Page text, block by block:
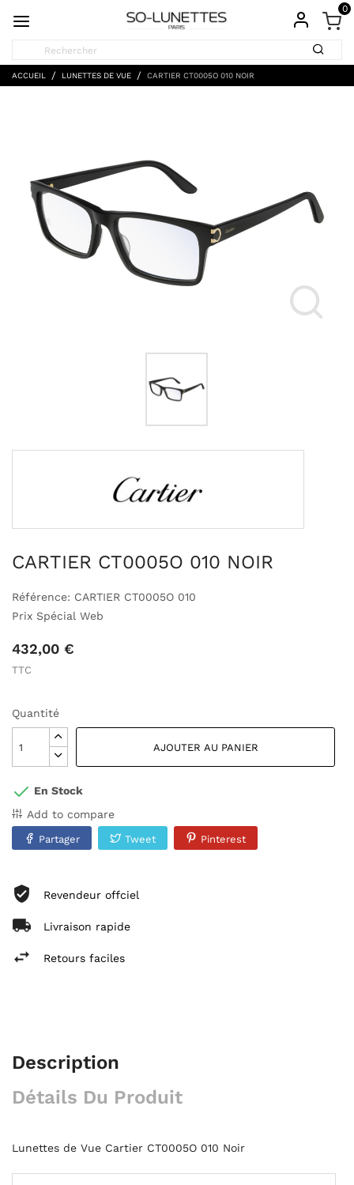
0
ACCUEIL LUNETTES DE VUE CARTIER CT0005O 010 NOIR
CARTIER CT0005O 010 NOIR
Référence: CARTIER CT0005O 010
Prix Spécial Web
432,00 €
TTC
Quantité
AJOUTER AU PANIER
En Stock
Add to compare
Partager Tweet Pinterest
Revendeur offciel
Livraison rapide
Retours faciles
Description
Détails Du Produit
Lunettes de Vue Cartier CT0005O 010 Noir